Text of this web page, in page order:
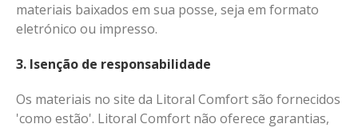
materiais baixados em sua posse, seja em formato
eletrónico ou impresso.
3. Isenção de responsabilidade
Os materiais no site da Litoral Comfort são fornecidos
'como estão'. Litoral Comfort não oferece garantias,